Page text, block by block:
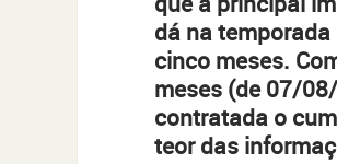
dá na temporada
cinco meses.
meses (de 07/
contratada o
teor das